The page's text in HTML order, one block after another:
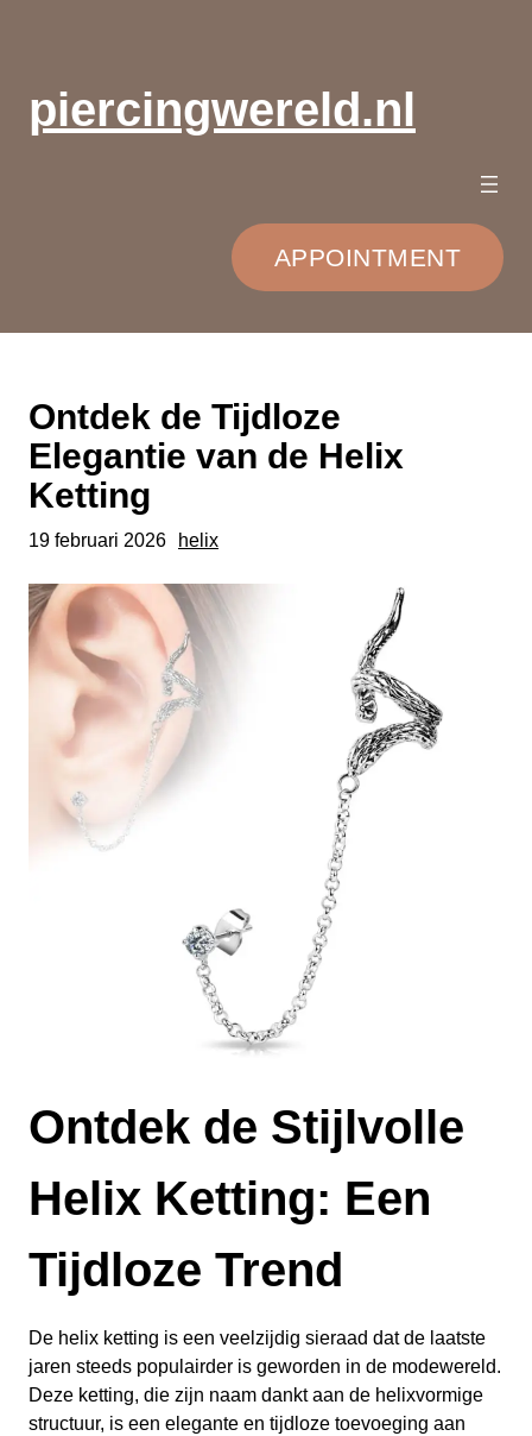
inhoudpiercingwereld.nl
APPOINTMENT
Ontdek de Tijdloze
Elegantie van de Helix
Ketting
19 februari 2026 helix
Ontdek de Stijlvolle
Helix Ketting: Een
Tijdloze Trend
De helix ketting is een veelzijdig sieraad dat de laatste
jaren steeds populairder is geworden in de modewereld.
Deze ketting, die zijn naam dankt aan de helixvormige
structuur, is een elegante en tijdloze toevoeging aan